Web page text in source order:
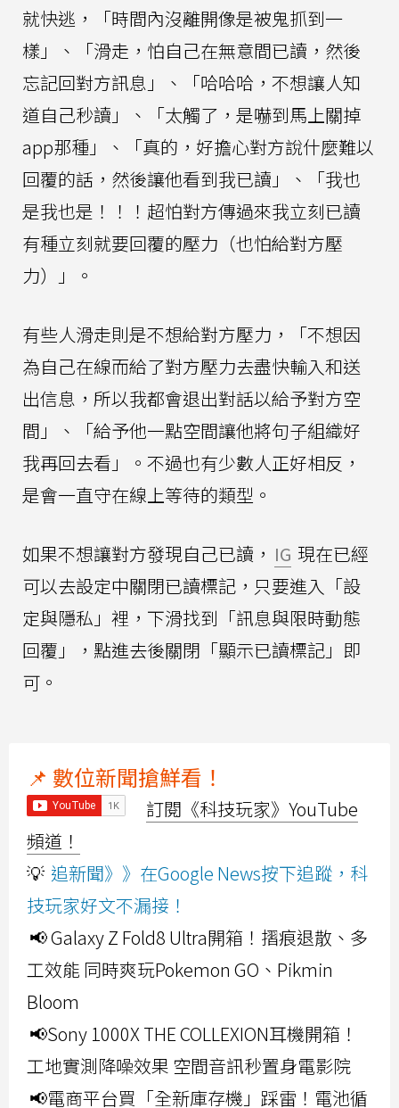
就快逃，「時間內沒離開像是被鬼抓到一
樣」、「滑走，怕自己在無意間已讀，然後
忘記回對方訊息」、「哈哈哈，不想讓人知
道自己秒讀」、「太觸了，是嚇到馬上關掉
app那種」、「真的，好擔心對方說什麼難以
回覆的話，然後讓他看到我已讀」、「我也
是我也是！！！超怕對方傳過來我立刻已讀
有種立刻就要回覆的壓力（也怕給對方壓
力）」。
有些人滑走則是不想給對方壓力，「不想因
為自己在線而給了對方壓力去盡快輸入和送
出信息，所以我都會退出對話以給予對方空
間」、「給予他一點空間讓他將句子組織好
我再回去看」。不過也有少數人正好相反，
是會一直守在線上等待的類型。
如果不想讓對方發現自己已讀， IG 現在已經
可以去設定中關閉已讀標記，只要進入「設
定與隱私」裡，下滑找到「訊息與限時動態
回覆」，點進去後關閉「顯示已讀標記」即
可。
📌 數位新聞搶鮮看！
訂閱《科技玩家》YouTube
頻道！
💡 追新聞》》在Google News按下追蹤，科
技玩家好文不漏接！
📢 Galaxy Z Fold8 Ultra開箱！摺痕退散、多
工效能 同時爽玩Pokemon GO、Pikmin
Bloom
📢Sony 1000X THE COLLEXION耳機開箱！
工地實測降噪效果 空間音訊秒置身電影院
📢電商平台買「全新庫存機」踩雷！電池循